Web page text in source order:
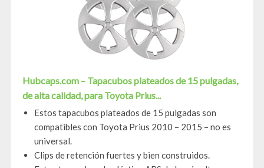
Hubcaps.com – Tapacubos plateados de 15 pulgadas,
de alta calidad, para Toyota Prius...
Estos tapacubos plateados de 15 pulgadas son
compatibles con Toyota Prius 2010 – 2015 – no es
universal.
Clips de retención fuertes y bien construidos.